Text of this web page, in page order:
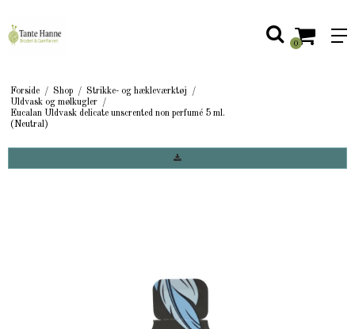
0
Forside / Shop / Strikke- og hækleværktøj
/
Uldvask og mølkugler /
Eucalan Uldvask delicate unscrented non perfumé 5 ml.
(Neutral)